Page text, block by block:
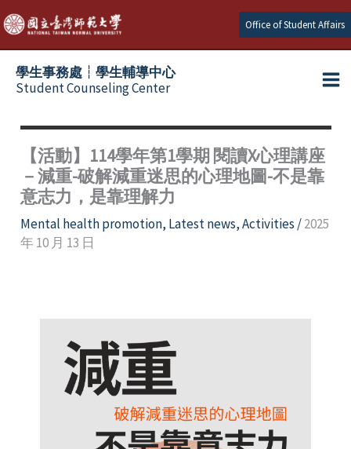
Skip
to
content
Office of Student Affairs
學生事務處┆學生輔導中心
Student Counseling Center
【活動】114學年第1學期 閱讀X心理講座
－減重-破解減重迷思的心理地圖-不是靠
意志力，是靠理解力
Mental health promotion, Latest news,Activities /2025
年 10 月 13 日